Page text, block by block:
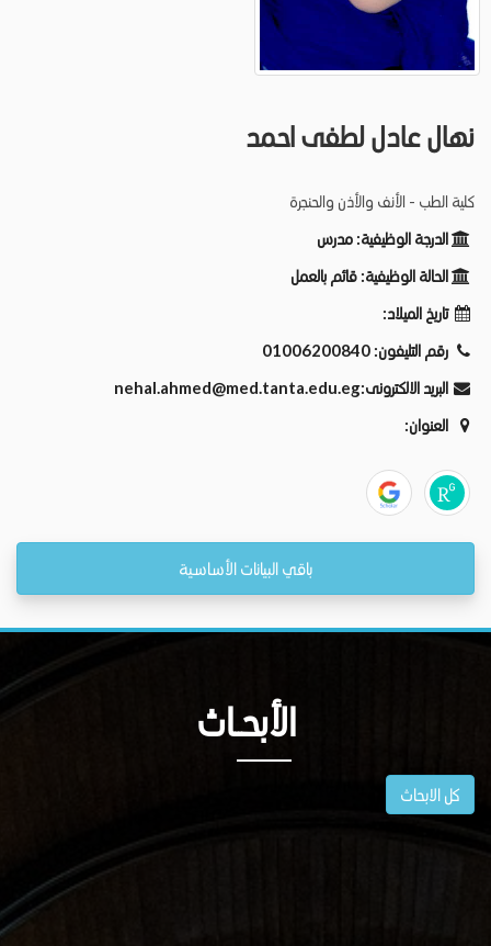
نهال عادل لطفى احمد
كلية الطب - الأنف والأذن والحنجرة
الدرجة الوظيفية: مدرس
الحالة الوظيفية: قائم بالعمل
تاريخ الميلاد:
رقم التليفون: 01006200840
البريد الالكترونى:nehal.ahmed@med.tanta.edu.eg
العنوان:
باقي البيانات الأساسية
الأبحــاث
كل الابحاث